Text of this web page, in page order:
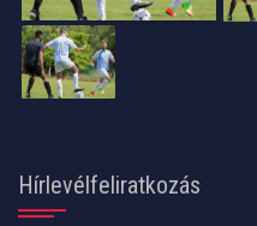
Hírlevélfeliratkozás